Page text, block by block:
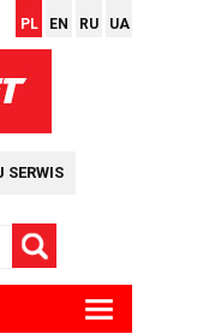
PL EN RU UA
SERWIS